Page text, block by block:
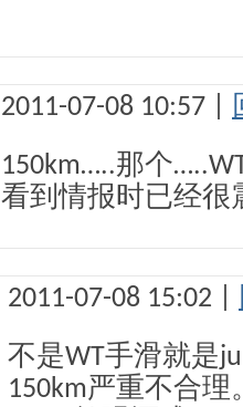
2011-07-08 10:57 |
150km…..那个
看到情报时已经很
2011-07-08 15:02 |
不是WT手滑就是
150km严重不合理